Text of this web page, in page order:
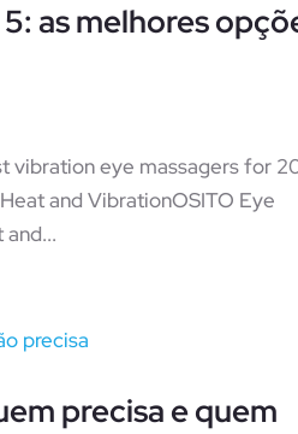
as melhores
vibration eye massagers for
and VibrationOSITO Eye
precisa e quem